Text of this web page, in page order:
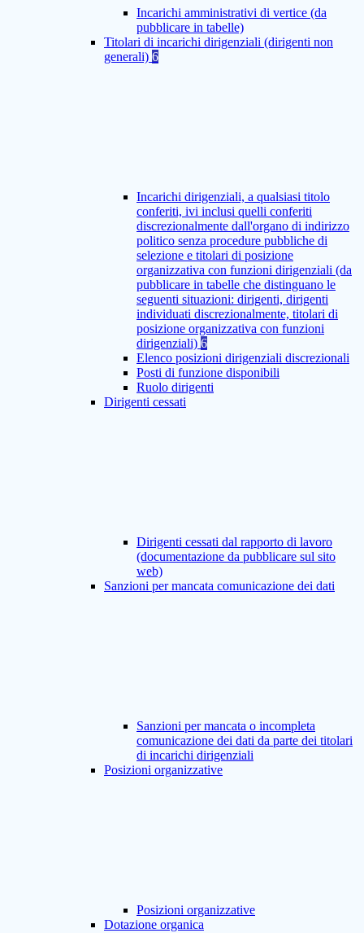
Incarichi amministrativi di vertice (da
pubblicare in tabelle)
Titolari di incarichi dirigenziali (dirigenti non
generali) 6
Incarichi dirigenziali, a qualsiasi titolo
conferiti, ivi inclusi quelli conferiti
discrezionalmente dall'organo di indirizzo
politico senza procedure pubbliche di
selezione e titolari di posizione
organizzativa con funzioni dirigenziali (da
pubblicare in tabelle che distinguano le
seguenti situazioni: dirigenti, dirigenti
individuati discrezionalmente, titolari di
posizione organizzativa con funzioni
dirigenziali) 6
Elenco posizioni dirigenziali discrezionali
Posti di funzione disponibili
Ruolo dirigenti
Dirigenti cessati
Dirigenti cessati dal rapporto di lavoro
(documentazione da pubblicare sul sito
web)
Sanzioni per mancata comunicazione dei dati
Sanzioni per mancata o incompleta
comunicazione dei dati da parte dei titolari
di incarichi dirigenziali
Posizioni organizzative
Posizioni organizzative
Dotazione organica